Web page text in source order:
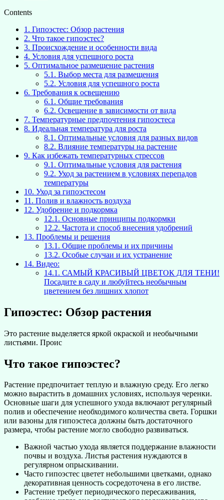
Contents
1. Гипоэстес: Обзор растения
2. Что такое гипоэстес?
3. Происхождение и особенности вида
4. Условия для успешного роста
5. Оптимальное размещение растения
5.1. Выбор места для размещения
5.2. Условия для успешного роста
6. Требования к освещению
6.1. Общие требования
6.2. Освещение в зависимости от вида
7. Температурные предпочтения гипоэстеса
8. Идеальная температура для роста
8.1. Оптимальные условия для разных видов
8.2. Влияние температуры на растение
9. Как избежать температурных стрессов
9.1. Оптимальные условия для растения
9.2. Уход за растением в условиях перепадов
температуры
10. Уход за гипоэстесом
11. Полив и влажность воздуха
12. Удобрение и подкормка
12.1. Основные принципы подкормки
12.2. Частота и способ внесения удобрений
13. Проблемы и решения
13.1. Общие проблемы и их причины
13.2. Особые случаи и их устранение
14. Видео:
14.1. САМЫЙ КРАСИВЫЙ ЦВЕТОК ДЛЯ ТЕНИ!
Посадите в саду и любуйтесь необычным
цветением без лишних хлопот
Гипоэстес: Обзор растения
Это растение выделяется яркой окраской и необычными
листьями. Проис
Что такое гипоэстес?
Растение предпочитает теплую и влажную среду. Его легко
можно вырастить в домашних условиях, используя черенки.
Основные шаги для успешного ухода включают регулярный
полив и обеспечение необходимого количества света. Горшки
или вазоны для гипоэстеса должны быть достаточного
размера, чтобы растение могло свободно развиваться.
Важной частью ухода является поддержание влажности
почвы и воздуха. Листья растения нуждаются в
регулярном опрыскивании.
Часто гипоэстес цветет небольшими цветками, однако
декоративная ценность сосредоточена в его листве.
Растение требует периодического пересаживания,